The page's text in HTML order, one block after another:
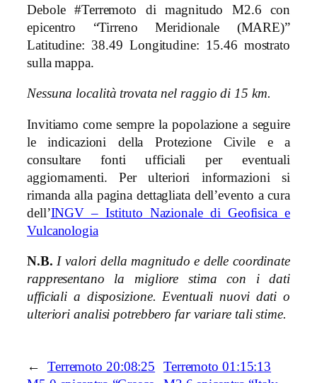
Debole #Terremoto di magnitudo M2.6 con
epicentro “Tirreno Meridionale (MARE)”
Latitudine: 38.49 Longitudine: 15.46 mostrato
sulla mappa.
Nessuna località trovata nel raggio di 15 km.
Invitiamo come sempre la popolazione a seguire
le indicazioni della Protezione Civile e a
consultare fonti ufficiali per eventuali
aggiornamenti. Per ulteriori informazioni si
rimanda alla pagina dettagliata dell’evento a cura
dell’INGV – Istituto Nazionale di Geofisica e
Vulcanologia
N.B. I valori della magnitudo e delle coordinate
rappresentano la migliore stima con i dati
ufficiali a disposizione. Eventuali nuovi dati o
ulteriori analisi potrebbero far variare tali stime.
←
Terremoto 20:08:25
Terremoto 01:15:13